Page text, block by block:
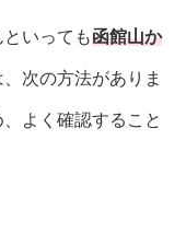
いっても函館山か
次の方法がありま
よく確認すること